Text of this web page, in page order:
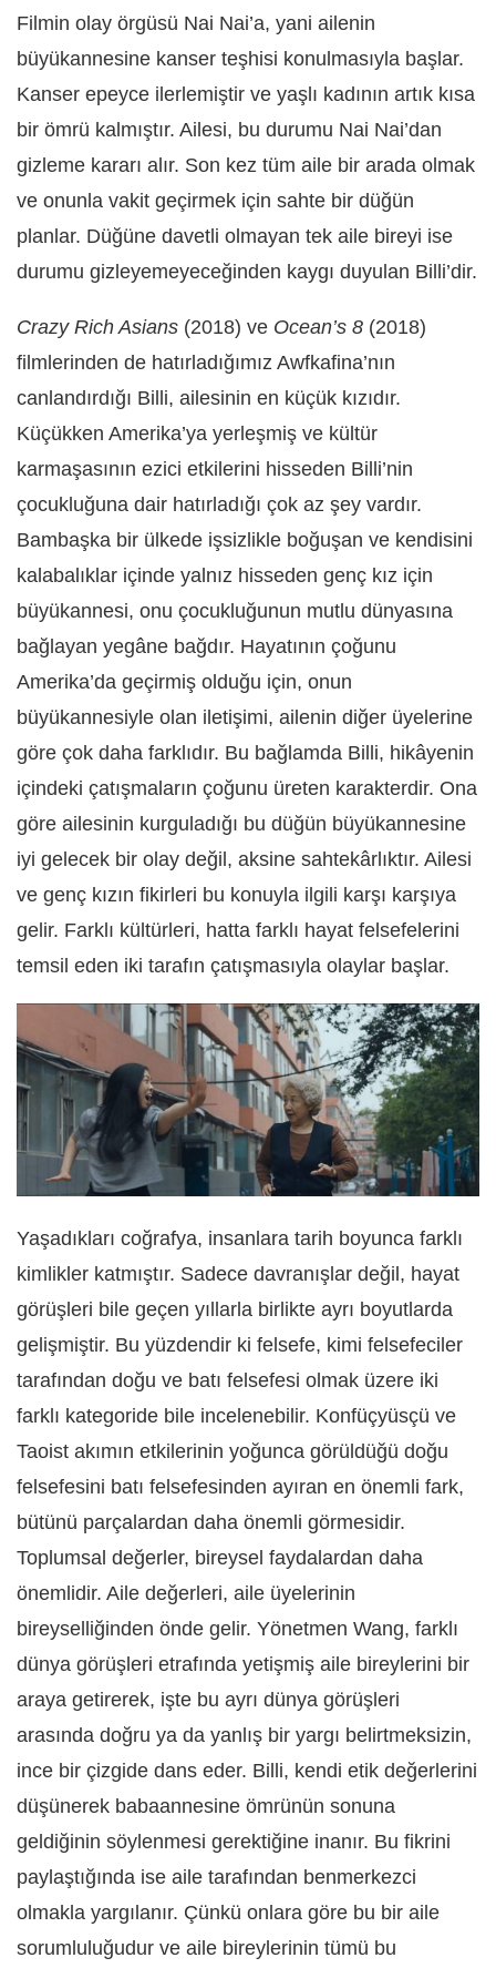
Filmin olay örgüsü Nai Nai’a, yani ailenin
büyükannesine kanser teşhisi konulmasıyla başlar.
Kanser epeyce ilerlemiştir ve yaşlı kadının artık kısa
bir ömrü kalmıştır. Ailesi, bu durumu Nai Nai’dan
gizleme kararı alır. Son kez tüm aile bir arada olmak
ve onunla vakit geçirmek için sahte bir düğün
planlar. Düğüne davetli olmayan tek aile bireyi ise
durumu gizleyemeyeceğinden kaygı duyulan Billi’dir.
Crazy Rich Asians (2018) ve Ocean’s 8 (2018)
filmlerinden de hatırladığımız Awfkafina’nın
canlandırdığı Billi, ailesinin en küçük kızıdır.
Küçükken Amerika’ya yerleşmiş ve kültür
karmaşasının ezici etkilerini hisseden Billi’nin
çocukluğuna dair hatırladığı çok az şey vardır.
Bambaşka bir ülkede işsizlikle boğuşan ve kendisini
kalabalıklar içinde yalnız hisseden genç kız için
büyükannesi, onu çocukluğunun mutlu dünyasına
bağlayan yegâne bağdır. Hayatının çoğunu
Amerika’da geçirmiş olduğu için, onun
büyükannesiyle olan iletişimi, ailenin diğer üyelerine
göre çok daha farklıdır. Bu bağlamda Billi, hikâyenin
içindeki çatışmaların çoğunu üreten karakterdir. Ona
göre ailesinin kurguladığı bu düğün büyükannesine
iyi gelecek bir olay değil, aksine sahtekârlıktır. Ailesi
ve genç kızın fikirleri bu konuyla ilgili karşı karşıya
gelir. Farklı kültürleri, hatta farklı hayat felsefelerini
temsil eden iki tarafın çatışmasıyla olaylar başlar.
Yaşadıkları coğrafya, insanlara tarih boyunca farklı
kimlikler katmıştır. Sadece davranışlar değil, hayat
görüşleri bile geçen yıllarla birlikte ayrı boyutlarda
gelişmiştir. Bu yüzdendir ki felsefe, kimi felsefeciler
tarafından doğu ve batı felsefesi olmak üzere iki
farklı kategoride bile incelenebilir. Konfüçyüsçü ve
Taoist akımın etkilerinin yoğunca görüldüğü doğu
felsefesini batı felsefesinden ayıran en önemli fark,
bütünü parçalardan daha önemli görmesidir.
Toplumsal değerler, bireysel faydalardan daha
önemlidir. Aile değerleri, aile üyelerinin
bireyselliğinden önde gelir. Yönetmen Wang, farklı
dünya görüşleri etrafında yetişmiş aile bireylerini bir
araya getirerek, işte bu ayrı dünya görüşleri
arasında doğru ya da yanlış bir yargı belirtmeksizin,
ince bir çizgide dans eder. Billi, kendi etik değerlerini
düşünerek babaannesine ömrünün sonuna
geldiğinin söylenmesi gerektiğine inanır. Bu fikrini
paylaştığında ise aile tarafından benmerkezci
olmakla yargılanır. Çünkü onlara göre bu bir aile
sorumluluğudur ve aile bireylerinin tümü bu